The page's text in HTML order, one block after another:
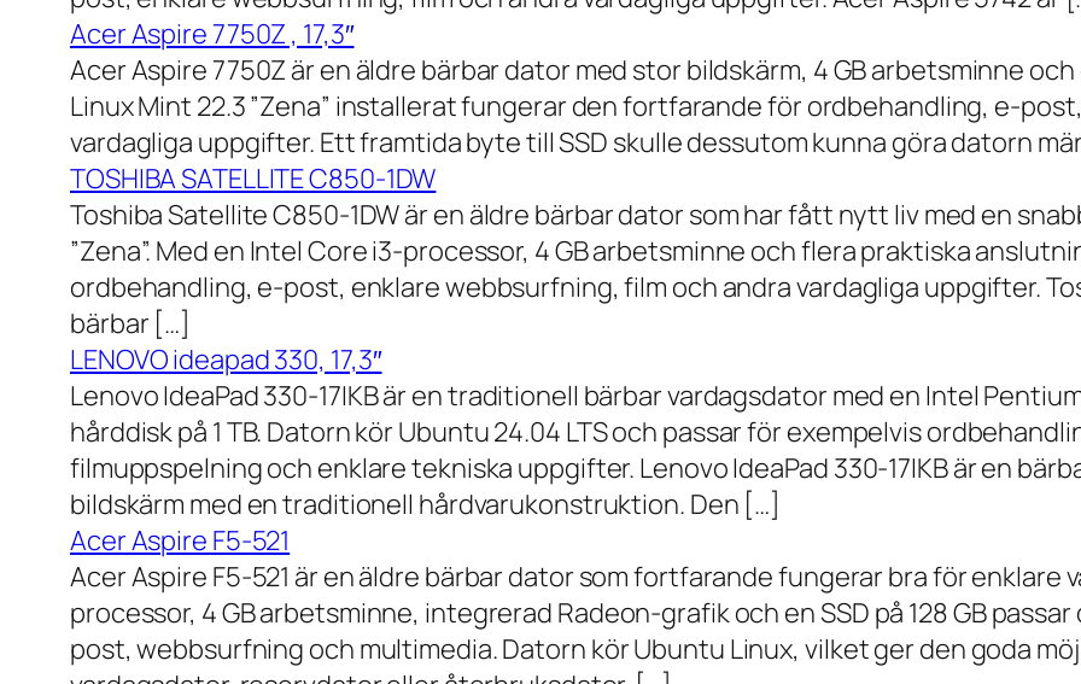
Acer Aspire 7750Z , 17,3″
Acer Aspire 7750Z är en äldre bärbar dator med stor bildskärm, 4 GB arbetsminne
Linux Mint 22.3 ”Zena” installerat fungerar den fortfarande för ordbehandling, e-
vardagliga uppgifter. Ett framtida byte till SSD skulle dessutom kunna göra datorn
TOSHIBA SATELLITE C850-1DW
Toshiba Satellite C850-1DW är en äldre bärbar dator som har fått nytt liv med en
”Zena”. Med en Intel Core i3-processor, 4 GB arbetsminne och flera praktiska
ordbehandling, e-post, enklare webbsurfning, film och andra vardagliga uppgifter.
bärbar […]
LENOVO ideapad 330, 17,3″
Lenovo IdeaPad 330-17IKB är en traditionell bärbar vardagsdator med en Intel
hårddisk på 1 TB. Datorn kör Ubuntu 24.04 LTS och passar för exempelvis
filmuppspelning och enklare tekniska uppgifter. Lenovo IdeaPad 330-17IKB är en
bildskärm med en traditionell hårdvarukonstruktion. Den […]
Acer Aspire F5-521
Acer Aspire F5-521 är en äldre bärbar dator som fortfarande fungerar bra för enklare
processor, 4 GB arbetsminne, integrerad Radeon-grafik och en SSD på 128 GB
post, webbsurfning och multimedia. Datorn kör Ubuntu Linux, vilket ger den goda